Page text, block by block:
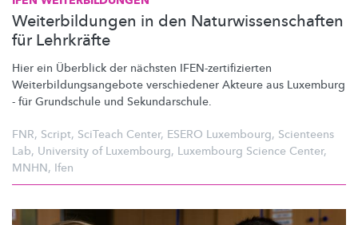
Weiterbildungen in den Naturwissenschaften
für Lehrkräfte
Hier ein Überblick der nächsten IFEN-zertifizierten
Weiterbildungsangebote verschiedener Akteure aus Luxemburg
- für Grundschule und Sekundarschule.
FNR, Script, SciTeach Center, ESERO Luxembourg, Scienteens
Lab, University of Luxembourg, Luxembourg Science Center,
MNHN, Ifen